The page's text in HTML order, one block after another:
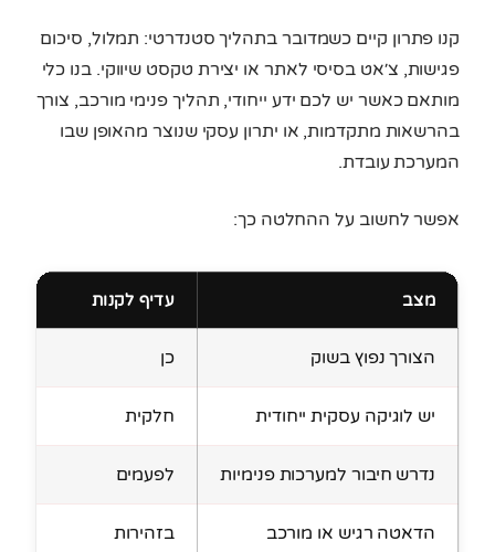
קנו פתרון קיים כשמדובר בתהליך סטנדרטי: תמלול, סיכום
פגישות, צ׳אט בסיסי לאתר או יצירת טקסט שיווקי. בנו כלי
מותאם כאשר יש לכם ידע ייחודי, תהליך פנימי מורכב, צורך
בהרשאות מתקדמות, או יתרון עסקי שנוצר מהאופן שבו
המערכת עובדת.
אפשר לחשוב על ההחלטה כך:
מצב עדיף לקנות
הצורך נפוץ בשוק כן
יש לוגיקה עסקית ייחודית חלקית
נדרש חיבור למערכות פנימיות לפעמים
הדאטה רגיש או מורכב בזהירות